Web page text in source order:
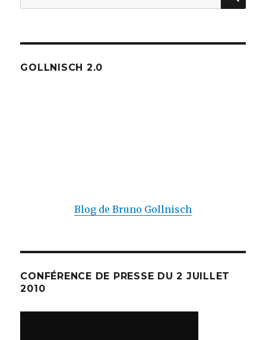
pour :
GOLLNISCH 2.0
Blog de Bruno Gollnisch
CONFÉRENCE DE PRESSE DU 2 JUILLET
2010